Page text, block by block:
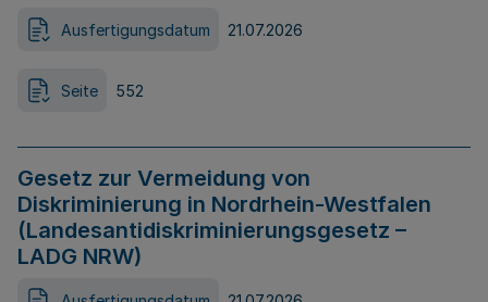
Ausfertigungsdatum 21.07.2026
Seite 552
Gesetz zur Vermeidung von
Diskriminierung in Nordrhein-Westfalen
(Landesantidiskriminierungsgesetz –
LADG NRW)